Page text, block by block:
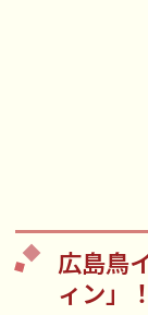
広島鳥
ィン」！